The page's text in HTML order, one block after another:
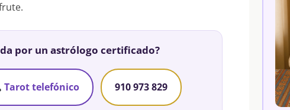
por un astrólogo certificado?
Tarot telefónico 910 973 829